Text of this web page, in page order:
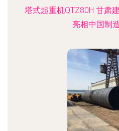
塔式起重机QTZ80H 甘肃
亮相中国制